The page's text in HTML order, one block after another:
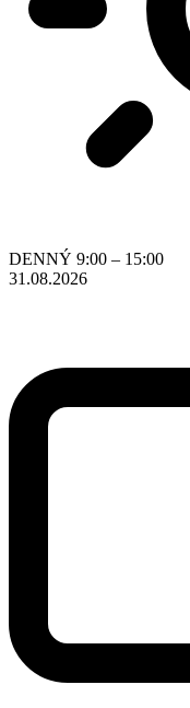
DENNÝ 9:00 – 15:00
31.08.2026